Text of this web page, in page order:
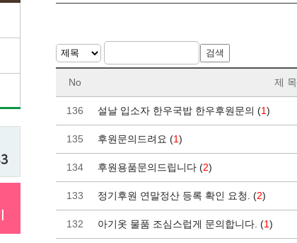
검색
No 제 목
136 설날 입소자 한우국밥 한우후원문의 (1)
135 후원문의드려요 (1)
134 후원용품문의드립니다 (2)
133 정기후원 연말정산 등록 확인 요청. (2)
132 아기옷 물품 조심스럽게 문의합니다. (1)